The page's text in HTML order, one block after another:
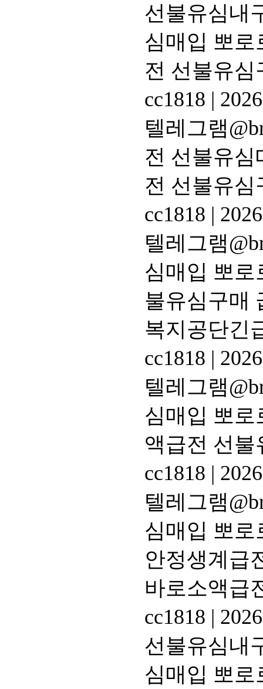
선불유심내
심매입 뽀
전 선불유
cc1818 |
텔레그램
전 선불유
전 선불유심
cc1818 |
텔레그램
심매입 뽀
불유심구매
복지공단긴
cc1818 |
텔레그램
심매입 뽀
액급전 선
cc1818 |
텔레그램
심매입 뽀
안정생계급
바로소액급
cc1818 |
선불유심내
심매입 뽀